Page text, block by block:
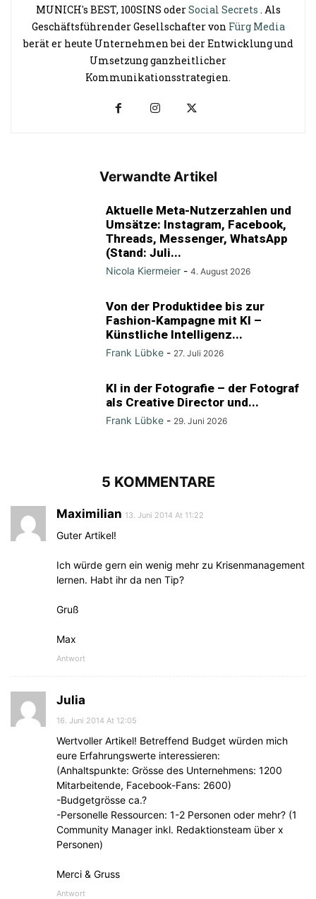
MUNICH's BEST, 100SINS oderSocial Secrets . Als
Geschäftsführender Gesellschafter von Fürg Media
berät er heute Unternehmen bei der Entwicklung und
Umsetzung ganzheitlicher
Kommunikationsstrategien.
Verwandte Artikel
Aktuelle Meta-Nutzerzahlen und
Umsätze: Instagram, Facebook,
Threads, Messenger, WhatsApp
(Stand: Juli...
Nicola Kiermeier - 4. August 2026
Von der Produktidee bis zur
Fashion-Kampagne mit KI –
Künstliche Intelligenz...
Frank Lübke - 27. Juli 2026
KI in der Fotografie – der Fotograf
als Creative Director und...
Frank Lübke - 29. Juni 2026
5 KOMMENTARE
Maximilian 13. Juni 2014 At 11:22
Guter Artikel!
Ich würde gern ein wenig mehr zu Krisenmanagement
lernen. Habt ihr da nen Tip?
Gruß
Max
Antwort
Julia
16. Juni 2014 At 12:05
Wertvoller Artikel! Betreffend Budget würden mich
eure Erfahrungswerte interessieren:
(Anhaltspunkte: Grösse des Unternehmens: 1200
Mitarbeitende, Facebook-Fans: 2600)
-Budgetgrösse ca.?
-Personelle Ressourcen: 1-2 Personen oder mehr? (1
Community Manager inkl. Redaktionsteam über x
Personen)
Merci & Gruss
Antwort